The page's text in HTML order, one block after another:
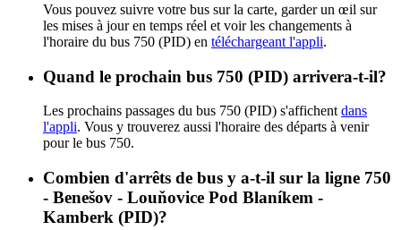
Vous pouvez suivre votre bus sur la carte, garder un œil sur
les mises à jour en temps réel et voir les changements à
l'horaire du bus 750 (PID) en téléchargeant l'appli.
Quand le prochain bus 750 (PID) arrivera-t-il?
Les prochains passages du bus 750 (PID) s'affichent dans
l'appli. Vous y trouverez aussi l'horaire des départs à venir
pour le bus 750.
Combien d'arrêts de bus y a-t-il sur la ligne 750
- Benešov - Louňovice Pod Blaníkem -
Kamberk (PID)?